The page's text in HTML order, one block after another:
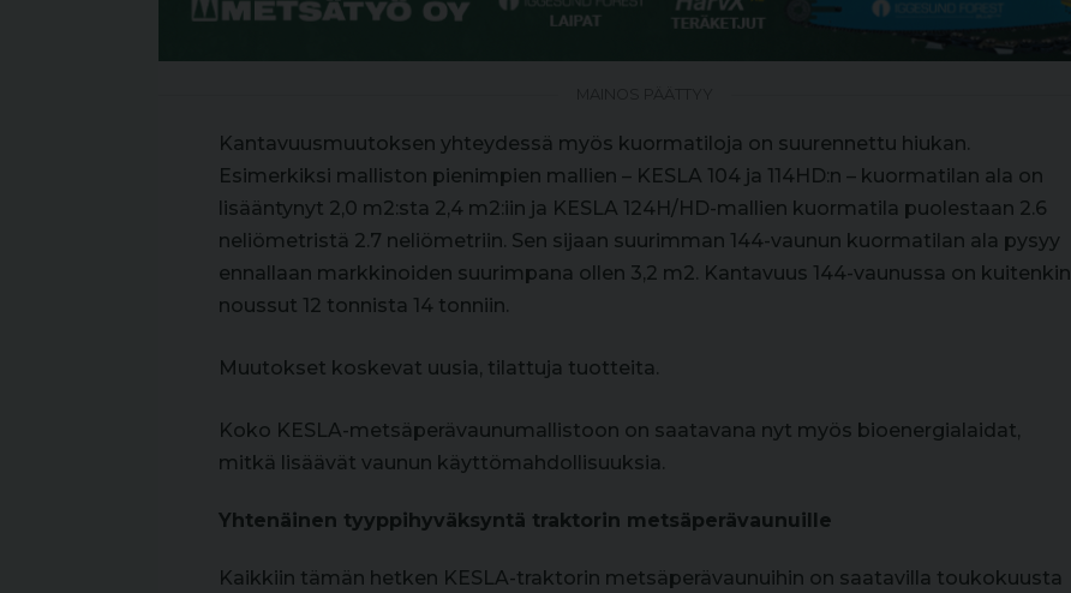
Kantavuusmuutoksen yhteydessä myös kuormatiloja on suurennettu hiukan.
Esimerkiksi malliston pienimpien mallien – KESLA 104 ja 114HD:n – kuormatilan ala on
lisääntynyt 2,0 m2:sta 2,4 m2:iin ja KESLA 124H/HD-mallien kuormatila puolestaan 2.6
neliömetristä 2.7 neliömetriin. Sen sijaan suurimman 144-vaunun kuormatilan ala pysyy
ennallaan markkinoiden suurimpana ollen 3,2 m2. Kantavuus 144-vaunussa on kuitenkin
noussut 12 tonnista 14 tonniin.
Muutokset koskevat uusia, tilattuja tuotteita.
Koko KESLA-metsäperävaunumallistoon on saatavana nyt myös bioenergialaidat,
mitkä lisäävät vaunun käyttömahdollisuuksia.
Yhtenäinen tyyppihyväksyntä traktorin metsäperävaunuille
Kaikkiin tämän hetken KESLA-traktorin metsäperävaunuihin on saatavilla toukokuusta